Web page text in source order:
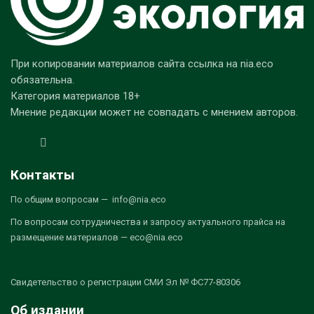
При копировании материалов сайта ссылка на nia.eco
обязательна.
Категория материалов 18+
Мнение редакции может не совпадать с мнением авторов.
Контакты
По общим вопросам — info@nia.eco
По вопросам сотрудничества и запросу актуального прайса на
размещение материалов — eco@nia.eco
Свидетельство о регистрации СМИ Эл № ФС77-80306
Об издании